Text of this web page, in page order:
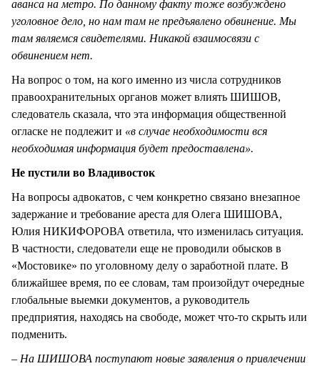
аванса на метро. По данному факту тоже возбуждено
уголовное дело, но нам там не предъявлено обвинение. Мы
там являемся свидетелями. Никакой взаимосвязи с
обвинением нет.
На вопрос о том, на кого именно из числа сотрудников
правоохранительных органов может влиять ШИШОВ,
следователь сказала, что эта информация общественной
огласке не подлежит и «в случае необходимости вся
необходимая информация будет предоставлена».
Не пустили во Владивосток
На вопросы адвокатов, с чем конкретно связано внезапное
задержание и требование ареста для Олега ШИШОВА,
Юлия НИКИФОРОВА ответила, что изменилась ситуация.
В частности, следователи еще не проводили обысков в
«Мостовике» по уголовному делу о заработной плате. В
ближайшее время, по ее словам, там произойдут очередные
глобальные выемки документов, а руководитель
предприятия, находясь на свободе, может что-то скрыть или
подменить.
– На ШИШОВА поступают новые заявления о привлечении